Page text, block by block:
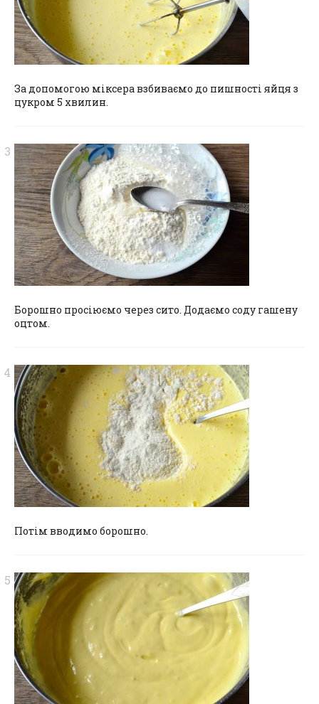
За допомогою міксера взбиваємо до пишності яйця з
цукром 5 хвилин.
Борошно просіюємо через сито. Додаємо соду гашену
оцтом.
Потім вводимо борошно.